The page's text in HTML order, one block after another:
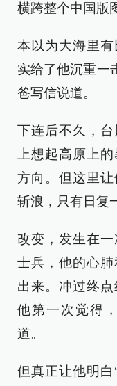
横跨整个中国版
本以为大海里
实给了他沉重一
爸写信说道。
下连后不久，
上想起高原上
方向。但这里
斩浪，只有日复
改变，发生在
士兵，他的心
出来。冲过终点
他第一次觉得
道。
但真正让他明